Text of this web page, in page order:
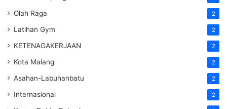
Olah Raga 2
Latihan Gym 2
KETENAGAKERJAAN 2
Kota Malang 2
Asahan-Labuhanbatu 2
Internasional 2